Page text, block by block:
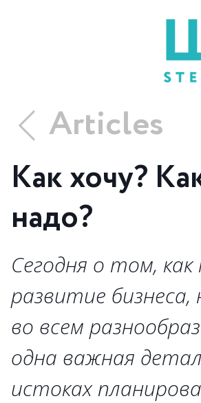
Articles
Как хочу?
надо?
Сегодня о том,
развитие
во всем
одна важная
истоках